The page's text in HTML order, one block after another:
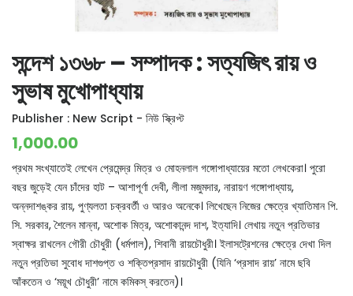
সন্দেশ ১৩৬৮ – সম্পাদক : সত্যজিৎ রায় ও
সুভাষ মুখোপাধ্যায়
Publisher : New Script - নিউ স্ক্রিপ্ট
1,000.00
প্রথম সংখ্যাতেই লেখেন প্রেমেন্দ্র মিত্র ও মোহনলাল গঙ্গোপাধ্যায়ের মতো লেখকেরা। পুরো
বছর জুড়েই যেন চাঁদের হাট – আশাপূর্ণা দেবী, লীলা মজুমদার, নারায়ণ গঙ্গোপাধ্যায়,
অন্নদাশঙ্কর রায়, পুণ্যলতা চক্রবর্তী ও আরও অনেকে। লিখেছেন নিজের ক্ষেত্রে খ্যাতিমান পি.
সি. সরকার, শৈলেন মান্না, অশোক মিত্র, অশোকানন্দ দাশ, ইত্যাদি। লেখায় নতুন প্রতিভার
স্বাক্ষর রাখলেন গৌরী চৌধুরী (ধর্মপাল), শিবানী রায়চৌধুরী। ইলাসট্রেশনের ক্ষেত্রে দেখা দিল
নতুন প্রতিভা সুবোধ দাশগুপ্ত ও শক্তিপ্রসাদ রায়চৌধুরী (যিনি ‘প্রসাদ রায়’ নামে ছবি
আঁকতেন ও ‘ময়ূখ চৌধুরী’ নামে কমিকস্ করতেন)।